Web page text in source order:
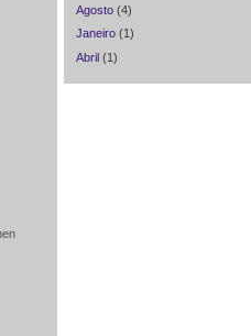
Agosto (4)
Janeiro (1)
Abril (1)